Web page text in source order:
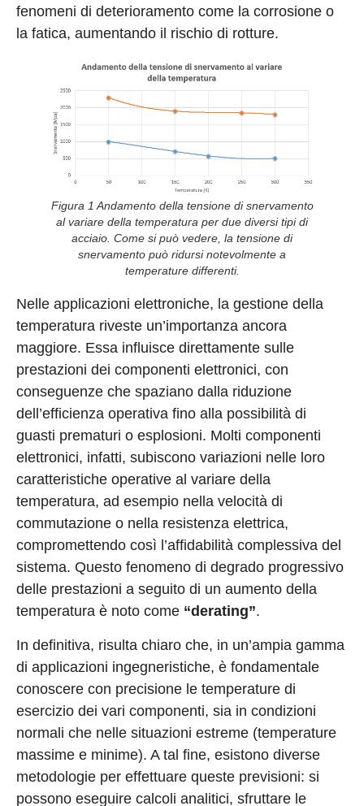
fenomeni di deterioramento come la corrosione o
la fatica, aumentando il rischio di rotture.
Figura 1 Andamento della tensione di snervamento
al variare della temperatura per due diversi tipi di
acciaio. Come si può vedere, la tensione di
snervamento può ridursi notevolmente a
temperature differenti.
Nelle applicazioni elettroniche, la gestione della
temperatura riveste un’importanza ancora
maggiore. Essa influisce direttamente sulle
prestazioni dei componenti elettronici, con
conseguenze che spaziano dalla riduzione
dell’efficienza operativa fino alla possibilità di
guasti prematuri o esplosioni. Molti componenti
elettronici, infatti, subiscono variazioni nelle loro
caratteristiche operative al variare della
temperatura, ad esempio nella velocità di
commutazione o nella resistenza elettrica,
compromettendo così l’affidabilità complessiva del
sistema. Questo fenomeno di degrado progressivo
delle prestazioni a seguito di un aumento della
temperatura è noto come “derating”.
In definitiva, risulta chiaro che, in un’ampia gamma
di applicazioni ingegneristiche, è fondamentale
conoscere con precisione le temperature di
esercizio dei vari componenti, sia in condizioni
normali che nelle situazioni estreme (temperature
massime e minime). A tal fine, esistono diverse
metodologie per effettuare queste previsioni: si
possono eseguire calcoli analitici, sfruttare le